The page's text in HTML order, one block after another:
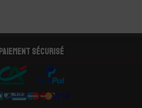
Paiement sécurisé